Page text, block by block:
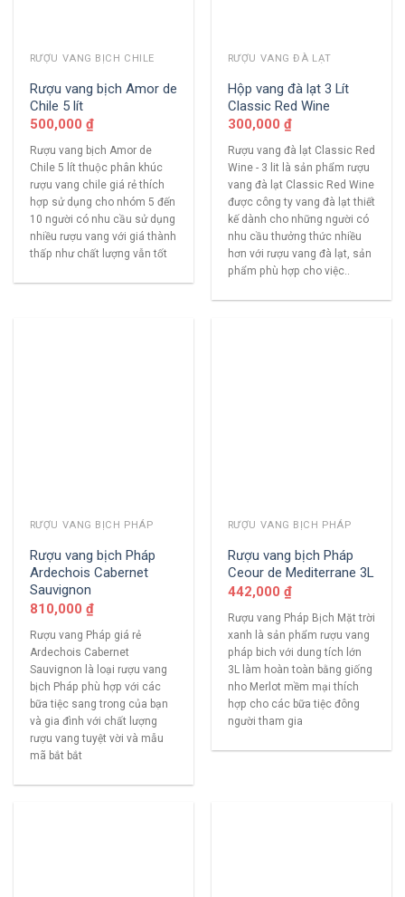
RƯỢU VANG BỊCH CHILE
Rượu vang bịch Amor de
Chile 5 lít
500,000 ₫
Rượu vang bịch Amor de
Chile 5 lít thuộc phân khúc
rượu vang chile giá rẻ thích
hợp sử dụng cho nhóm 5 đến
10 người có nhu cầu sử dụng
nhiều rượu vang với giá thành
thấp như chất lượng vẫn tốt
RƯỢU VANG ĐÀ LẠT
Hộp vang đà lạt 3 Lít
Classic Red Wine
300,000 ₫
Rượu vang đà lạt Classic Red
Wine - 3 lit là sản phẩm rượu
vang đà lạt Classic Red Wine
được công ty vang đà lạt thiết
kế dành cho những người có
nhu cầu thưởng thức nhiều
hơn với rượu vang đà lạt, sản
phẩm phù hợp cho việc..
RƯỢU VANG BỊCH PHÁP
Rượu vang bịch Pháp
Ardechois Cabernet
Sauvignon
810,000 ₫
Rượu vang Pháp giá rẻ
Ardechois Cabernet
Sauvignon là loại rượu vang
bịch Pháp phù hợp với các
bữa tiệc sang trong của bạn
và gia đình với chất lượng
rượu vang tuyệt vời và mẫu
mã bắt bắt
RƯỢU VANG BỊCH PHÁP
Rượu vang bịch Pháp
Ceour de Mediterrane 3L
442,000 ₫
Rượu vang Pháp Bịch Mặt trời
xanh là sản phẩm rượu vang
pháp bich với dung tích lớn
3L làm hoàn toàn bằng giống
nho Merlot mềm mại thích
hợp cho các bữa tiệc đông
người tham gia